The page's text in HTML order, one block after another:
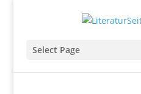
Select Page